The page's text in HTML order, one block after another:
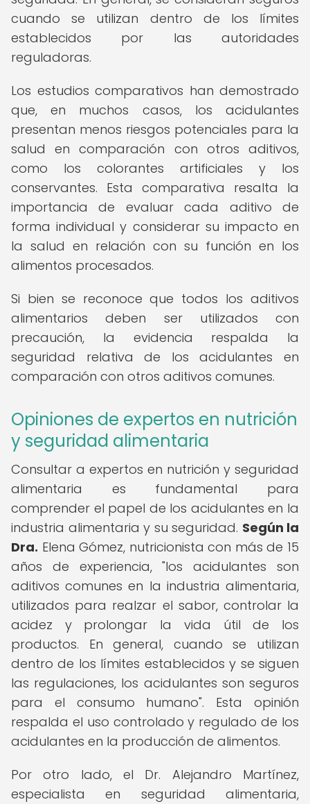
cuando se utilizan dentro de los límites
establecidos por las autoridades
reguladoras.
Los estudios comparativos han demostrado
que, en muchos casos, los acidulantes
presentan menos riesgos potenciales para la
salud en comparación con otros aditivos,
como los colorantes artificiales y los
conservantes. Esta comparativa resalta la
importancia de evaluar cada aditivo de
forma individual y considerar su impacto en
la salud en relación con su función en los
alimentos procesados.
Si bien se reconoce que todos los aditivos
alimentarios deben ser utilizados con
precaución, la evidencia respalda la
seguridad relativa de los acidulantes en
comparación con otros aditivos comunes.
Opiniones de expertos en nutrición
y seguridad alimentaria
Consultar a expertos en nutrición y seguridad
alimentaria es fundamental para
comprender el papel de los acidulantes en la
industria alimentaria y su seguridad. Según la
Dra. Elena Gómez, nutricionista con más de 15
años de experiencia, "los acidulantes son
aditivos comunes en la industria alimentaria,
utilizados para realzar el sabor, controlar la
acidez y prolongar la vida útil de los
productos. En general, cuando se utilizan
dentro de los límites establecidos y se siguen
las regulaciones, los acidulantes son seguros
para el consumo humano". Esta opinión
respalda el uso controlado y regulado de los
acidulantes en la producción de alimentos.
Por otro lado, el Dr. Alejandro Martínez,
especialista en seguridad alimentaria,